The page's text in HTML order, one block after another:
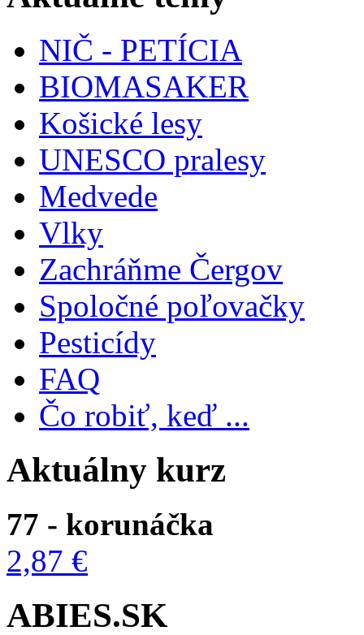
NIČ - PETÍCIA
BIOMASAKER
Košické lesy
UNESCO pralesy
Medvede
Vlky
Zachráňme Čergov
Spoločné poľovačky
Pesticídy
FAQ
Čo robiť, keď ...
Aktuálny kurz
77 - korunáčka
2,87 €
ABIES.SK